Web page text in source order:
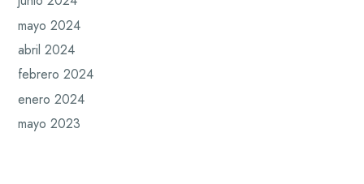
mayo 2024
abril 2024
febrero 2024
enero 2024
mayo 2023